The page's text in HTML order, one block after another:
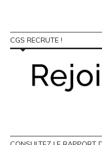
CGS RECRUTE !